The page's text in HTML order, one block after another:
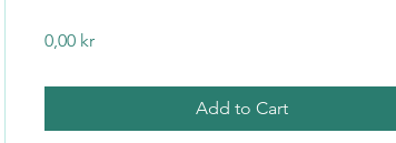
0,00 krPrice
Add to Cart